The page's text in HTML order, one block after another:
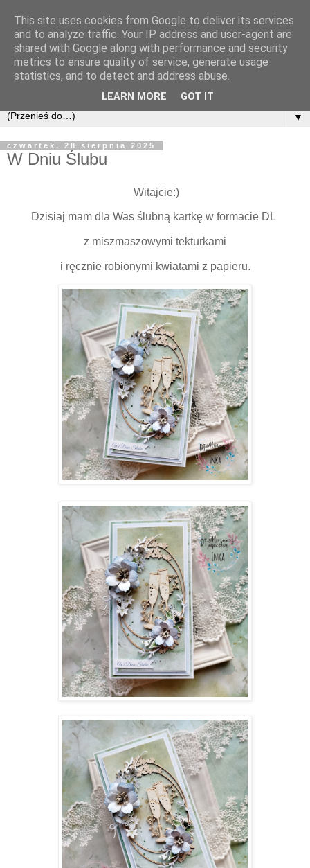
▼
czwartek, 28 sierpnia 2025
W Dniu Ślubu
Witajcie:)
Dzisiaj mam dla Was ślubną kartkę w formacie DL
z miszmaszowymi tekturkami
i ręcznie robionymi kwiatami z papieru.
This site uses cookies from Google to deliver its services
and to analyze traffic. Your IP address and user-agent are
shared with Google along with performance and security
metrics to ensure quality of service, generate usage
statistics, and to detect and address abuse.
LEARN MORE GOT IT